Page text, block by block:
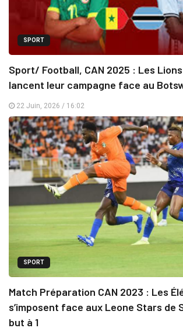
SPORT
Sport/ Football, CAN 2025 : Les
lancent leur campagne face au
22 Juin, 2026 / 16:02
SPORT
Match Préparation CAN 2023 : Les
s’imposent face aux Leone Stars de
but à 1